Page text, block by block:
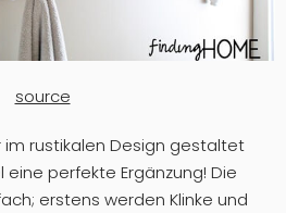
source
rustikalen Design gestaltet
perfekte Ergänzung! Die
erstens werden Klinke und